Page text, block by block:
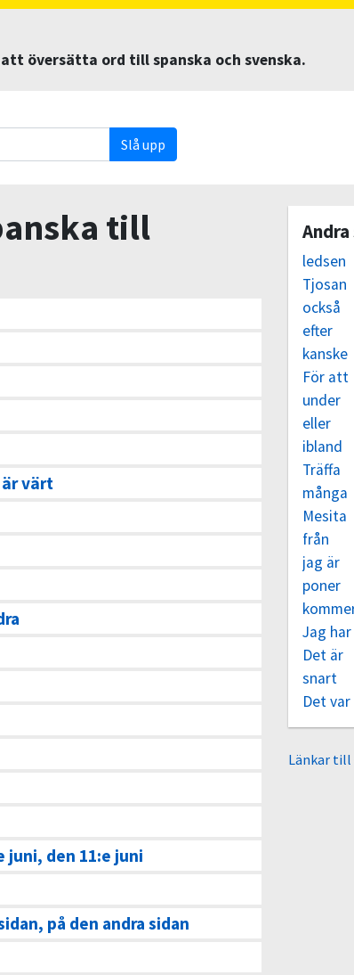
översätta ord till spanska och svenska.
Slå upp
till
är värt
juni, den 11:e juni
på den andra sidan
ledsen
Tjosan
också
efter
kanske
För att
under
eller
ibland
Träffa
många
Mesita
från
jag är
poner
Jag har
Det är
snart
Det var
Länkar till